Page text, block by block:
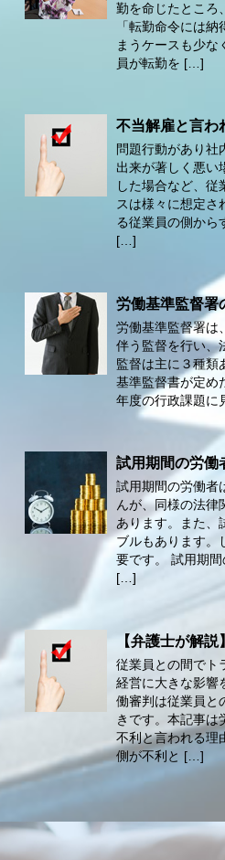
勤を命じたところ
「転勤命令には
まうケースも少な
員が転勤を […]
不当解雇と言わ
問題行動があり社
出来が著しく悪い
した場合など、従
スは様々に想定さ
る従業員の側から
[…]
労働基準監督署
労働基準監督署は
伴う監督を行い、
監督は主に３種類
基準監督書が定め
年度の行政課題
試用期間の労働
試用期間の労働者
んが、同様の法律
あります。また、
ブルもあります。
要です。 試用期
[…]
【弁護士が解説
従業員との間でト
経営に大きな影響
働審判は従業員と
きです。本記事は
不利と言われる理
側が不利と […]